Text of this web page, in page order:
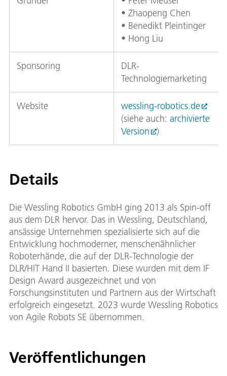
• Zhaopeng Chen
• Benedikt Pleintinger
• Hong Liu
Sponsoring
DLR-
Technologiemarketing
Website
wessling-robotics.de
(siehe auch: archivierte
Version
)
Details
Die Wessling Robotics GmbH ging 2013 als Spin-off
aus dem DLR hervor. Das in Wessling, Deutschland,
ansässige Unternehmen spezialisierte sich auf die
Entwicklung hochmoderner, menschenähnlicher
Roboterhände, die auf der DLR-Technologie der
DLR/HIT Hand II basierten. Diese wurden mit dem IF
Design Award ausgezeichnet und von
Forschungsinstituten und Partnern aus der Wirtschaft
erfolgreich eingesetzt. 2023 wurde Wessling Robotics
von Agile Robots SE übernommen.
Veröffentlichungen